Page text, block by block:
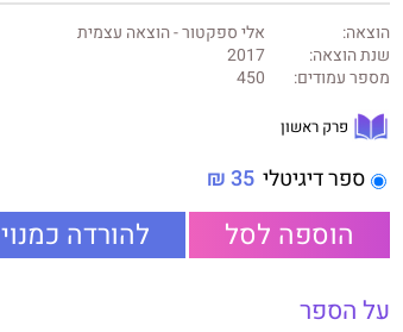
הוצאה:
אלי ספקטור - הוצאה עצמית
שנת הוצאה:
2017
מספר עמודים:
450
פרק ראשון
ספר דיגיטלי 35 ₪
הוספה לסל להורדה כמנוי
על הספר